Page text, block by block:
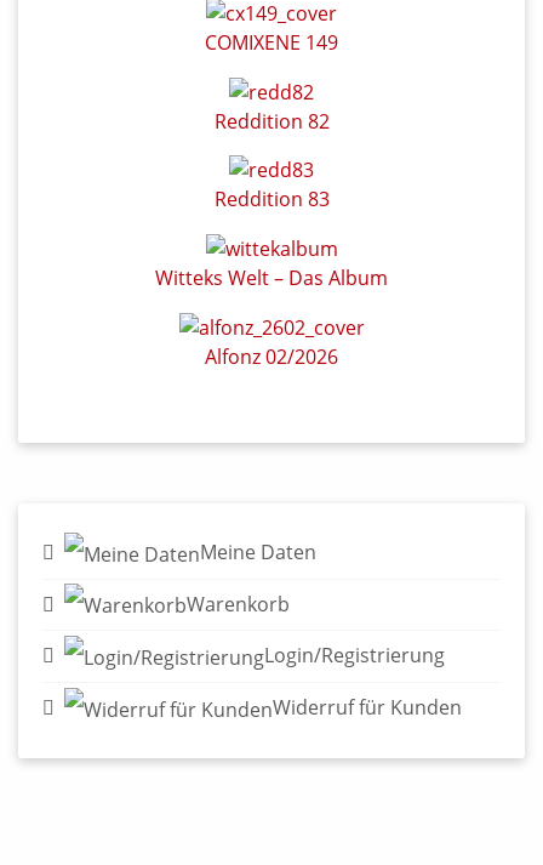
COMIXENE 149
Reddition 82
Reddition 83
Witteks Welt – Das Album
Alfonz 02/2026
Meine Daten
Warenkorb
Login/Registrierung
Widerruf für Kunden